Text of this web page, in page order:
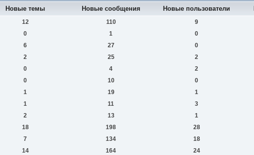
Новые темы Новые сообщения Новые пользователи
12 110 9
0 1 0
6 27 0
2 25 2
0 4 2
0 10 0
1 19 1
1 11 3
2 13 1
18 198 28
7 134 18
14 164 24